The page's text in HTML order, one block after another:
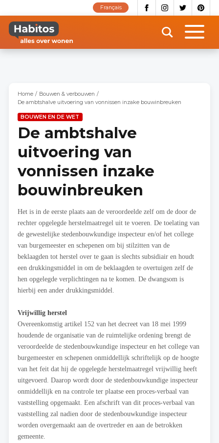
naar
inhoud
gaan
Français
Home
Bouwen & verbouwen
De ambtshalve uitvoering van vonnissen inzake bouwinbreuken
BOUWEN EN DE WET
De ambtshalve
uitvoering van
vonnissen inzake
bouwinbreuken
Het is in de eerste plaats aan de veroordeelde zelf om de door de
rechter opgelegde herstelmaatregel uit te voeren. De toelating van
de gewestelijke stedenbouwkundige inspecteur en/of het college
van burgemeester en schepenen om bij stilzitten van de
beklaagden tot herstel over te gaan is slechts subsidiair en houdt
een drukkingsmiddel in om de beklaagden te overtuigen zelf de
hen opgelegde verplichtingen na te komen. De dwangsom is
hierbij een ander drukkingsmiddel.
Vrijwillig herstel
Overeenkomstig artikel 152 van het decreet van 18 mei 1999
houdende de organisatie van de ruimtelijke ordening brengt de
veroordeelde de stedenbouwkundige inspecteur en het college van
burgemeester en schepenen onmiddellijk schriftelijk op de hoogte
van het feit dat hij de opgelegde herstelmaatregel vrijwillig heeft
uitgevoerd. Daarop wordt door de stedenbouwkundige inspecteur
onmiddellijk en na controle ter plaatse een proces-verbaal van
vaststelling opgemaakt. Een afschrift van dit proces-verbaal van
vaststelling zal nadien door de stedenbouwkundige inspecteur
worden overgemaakt aan de overtreder en aan de betrokken
gemeente.